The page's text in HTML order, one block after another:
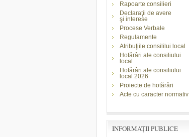
Rapoarte consilieri
Declaraţii de avere
şi interese
Procese Verbale
Regulamente
Atribuţiile consililui local
Hotărâri ale consiliului
local
Hotărâri ale consiliului
local 2026
Proiecte de hotărâri
Acte cu caracter normativ
INFORMAŢII PUBLICE